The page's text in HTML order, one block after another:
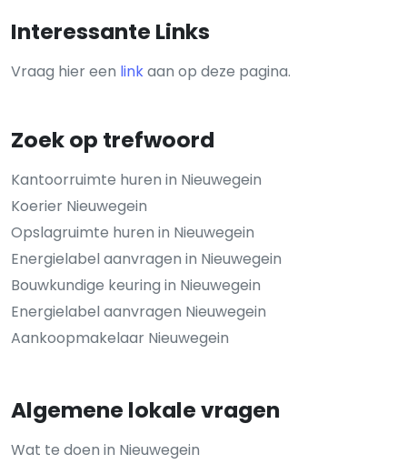
Interessante Links
Vraag hier een linkaan op deze pagina.
Zoek op trefwoord
Kantoorruimte huren in Nieuwegein
Koerier Nieuwegein
Opslagruimte huren in Nieuwegein
Energielabel aanvragen in Nieuwegein
Bouwkundige keuring in Nieuwegein
Energielabel aanvragen Nieuwegein
Aankoopmakelaar Nieuwegein
Algemene lokale vragen
Wat te doen in Nieuwegein